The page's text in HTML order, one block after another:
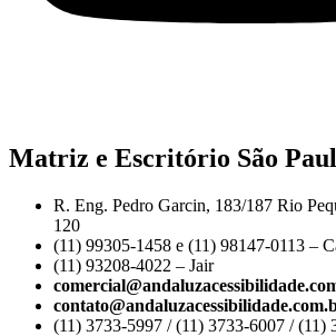
Matriz e Escritório São
R. Eng. Pedro Garcin, 183/187 Rio
120
(11) 99305-1458 e (11) 98147-0113 –
(11) 93208-4022 – Jair
(11) 3733-5997 / (11) 3733-6007 / (11)